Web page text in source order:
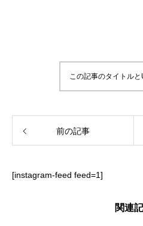
この記事のタイトル
前の記事
[instagram-feed feed=1]
関連